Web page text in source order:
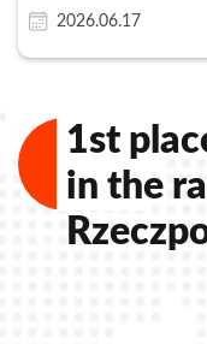
2026.06.17
1st
in the
Gazeta